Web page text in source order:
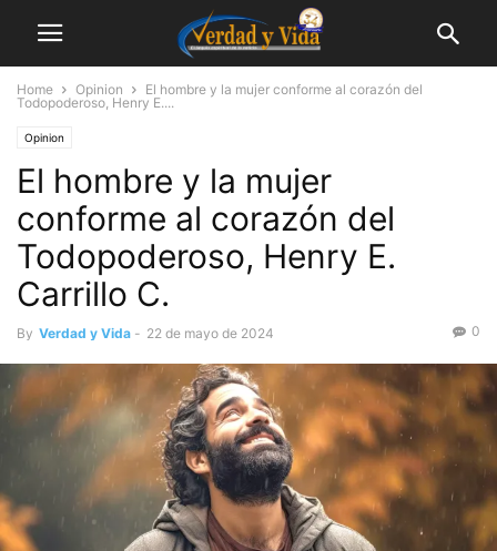
Home Opinion
El hombre y la mujer conforme al corazón del
Todopoderoso, Henry E....
Opinion
El hombre y la mujer
conforme al corazón del
Todopoderoso, Henry E.
Carrillo C.
By Verdad y Vida - 22 de mayo de 2024 0